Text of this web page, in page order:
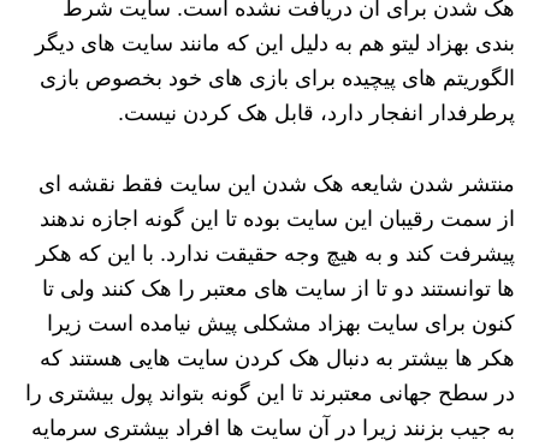
هک شدن برای آن‌ دریافت نشده است. سایت شرط‌
بندی بهزاد لیتو هم به دلیل این که مانند سایت های دیگر
الگوریتم های پیچیده برای بازی های خود بخصوص بازی
پرطرفدار انفجار دارد، قابل هک کردن نیست.
منتشر شدن شایعه هک شدن این سایت فقط نقشه ای
از سمت رقیبان این سایت بوده تا این گونه اجازه ندهند
پیشرفت کند و به هیچ وجه حقیقت ندارد. با این که هکر
ها توانستند دو تا از سایت های معتبر را هک کنند ولی تا
کنون برای سایت بهزاد مشکلی پیش نیامده است زیرا
هکر ها بیشتر به دنبال هک کردن سایت هایی هستند که
در سطح جهانی معتبرند تا این گونه بتواند پول بیشتری را
به جیب بزنند زیرا در آن سایت ها افراد بیشتری سرمایه